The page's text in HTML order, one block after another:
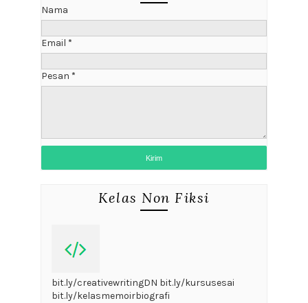
Nama
Email *
Pesan *
Kelas Non Fiksi
bit.ly/creativewritingDN bit.ly/kursusesai
bit.ly/kelasmemoirbiografi